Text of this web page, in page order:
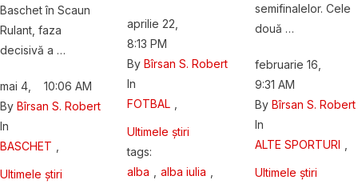
Baschet în Scaun
Rulant, faza
decisivă a …
mai 4
10:06 AM
By Bîrsan S. Robert
In
BASCHET
Ultimele știri
aprilie 22
8:13 PM
By Bîrsan S. Robert
In
FOTBAL
Ultimele știri
tags:
alba
alba iulia
semifinalelor. Cele
două …
februarie 16
9:31 AM
By Bîrsan S. Robert
In
ALTE SPORTURI
Ultimele știri